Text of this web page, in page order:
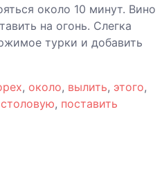
около 10 минут. Вино
на огонь. Слегка
турки и добавить
, около, вылить, этого,
столовую, поставить